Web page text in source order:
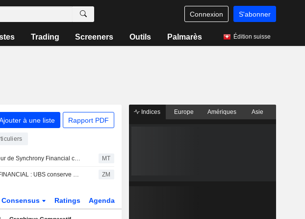
Connexion S'abonner
Trading Screeners Outils Palmarès Édition suisse
à une liste Rapport PDF
Un administrateur de Synchrony Financial cède pour 308 680 $ d'actions, selon un récent document de la SEC MT
SYNCHRONY FINANCIAL : UBS conserve son opinion neutre ZM
Consensus Ratings Agenda
Indices Europe Amériques Asie